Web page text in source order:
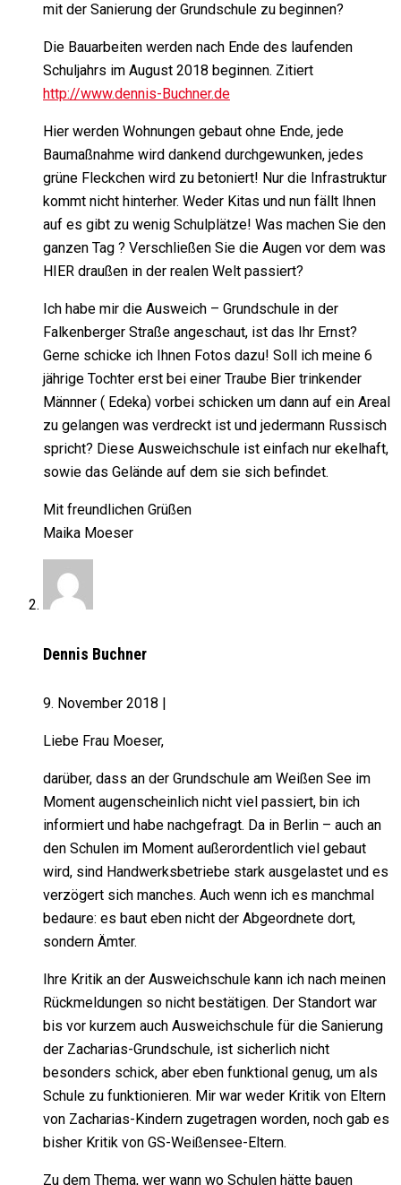
mit der Sanierung der Grundschule zu beginnen?
Die Bauarbeiten werden nach Ende des laufenden
Schuljahrs im August 2018 beginnen. Zitiert
http://www.dennis-Buchner.de
Hier werden Wohnungen gebaut ohne Ende, jede
Baumaßnahme wird dankend durchgewunken, jedes
grüne Fleckchen wird zu betoniert! Nur die Infrastruktur
kommt nicht hinterher. Weder Kitas und nun fällt Ihnen
auf es gibt zu wenig Schulplätze! Was machen Sie den
ganzen Tag ? Verschließen Sie die Augen vor dem was
HIER draußen in der realen Welt passiert?
Ich habe mir die Ausweich – Grundschule in der
Falkenberger Straße angeschaut, ist das Ihr Ernst?
Gerne schicke ich Ihnen Fotos dazu! Soll ich meine 6
jährige Tochter erst bei einer Traube Bier trinkender
Männner ( Edeka) vorbei schicken um dann auf ein Areal
zu gelangen was verdreckt ist und jedermann Russisch
spricht? Diese Ausweichschule ist einfach nur ekelhaft,
sowie das Gelände auf dem sie sich befindet.
Mit freundlichen Grüßen
Maika Moeser
Dennis Buchner
9. November 2018
Liebe Frau Moeser,
darüber, dass an der Grundschule am Weißen See im
Moment augenscheinlich nicht viel passiert, bin ich
informiert und habe nachgefragt. Da in Berlin – auch an
den Schulen im Moment außerordentlich viel gebaut
wird, sind Handwerksbetriebe stark ausgelastet und es
verzögert sich manches. Auch wenn ich es manchmal
bedaure: es baut eben nicht der Abgeordnete dort,
sondern Ämter.
Ihre Kritik an der Ausweichschule kann ich nach meinen
Rückmeldungen so nicht bestätigen. Der Standort war
bis vor kurzem auch Ausweichschule für die Sanierung
der Zacharias-Grundschule, ist sicherlich nicht
besonders schick, aber eben funktional genug, um als
Schule zu funktionieren. Mir war weder Kritik von Eltern
von Zacharias-Kindern zugetragen worden, noch gab es
bisher Kritik von GS-Weißensee-Eltern.
Zu dem Thema, wer wann wo Schulen hätte bauen